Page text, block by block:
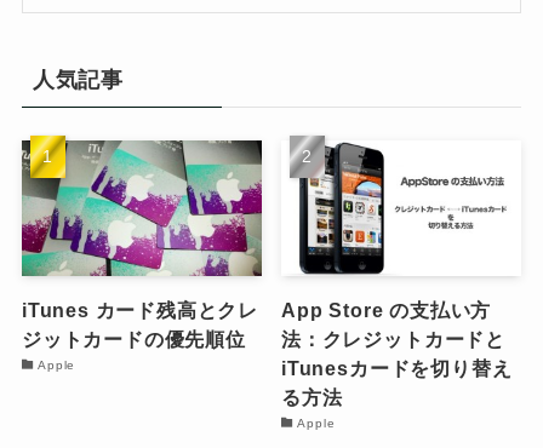
人気記事
iTunes カード残高とクレ
ジットカードの優先順位
Apple
App Store の支払い方
法：クレジットカードと
iTunesカードを切り替え
る方法
Apple